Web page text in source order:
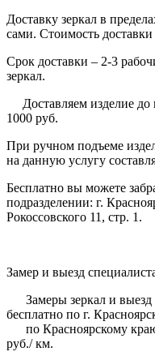
Доставку зеркал в
сами. Стоимость
Срок доставки – 2-3
зеркал.
Доставляем изделие до
1000 руб.
При ручном подъеме
на данную услугу
Бесплатно вы можете
подразделении: г.
Рокоссовского 11, стр. 1.
Замер и выезд
Замеры зеркал и выезд
бесплатно по г.
по Красноярскому краю
руб./ км.